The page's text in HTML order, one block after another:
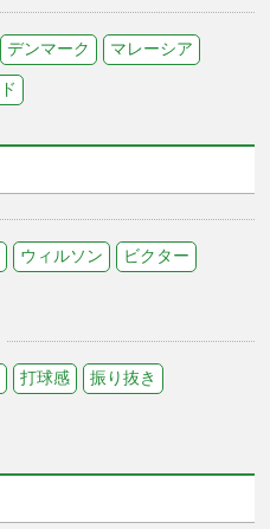
デンマーク マレーシア
ウィルソン ビクター
打球感 振り抜き